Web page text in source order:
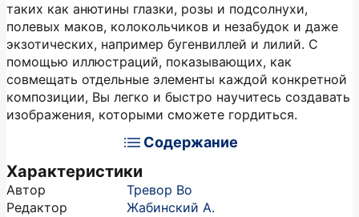
таких как анютины глазки, розы и подсолнухи,
полевых маков, колокольчиков и незабудок и даже
экзотических, например бугенвиллей и лилий. С
помощью иллюстраций, показывающих, как
совмещать отдельные элементы каждой конкретной
композиции, Вы легко и быстро научитесь создавать
изображения, которыми сможете гордиться.
Содержание
Характеристики
Автор
Тревор Во
Редактор
Жабинский А.